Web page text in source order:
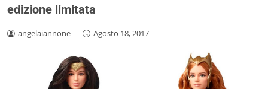
edizione limitata
angelaiannone - Agosto 18, 2017